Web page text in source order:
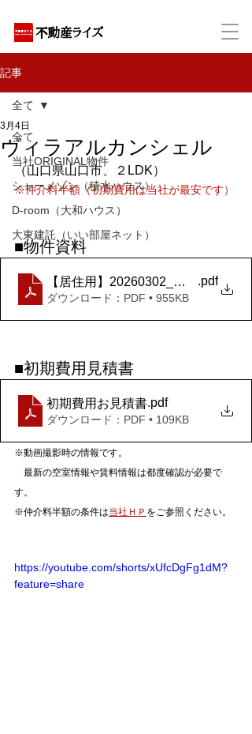
記事
全て
当社ORIGINAL物件
シャーメゾン（積水ハウス）
D-room（大和ハウス）
大東建託（いい部屋ネット）
全て
ヴィラアルカンシェル
3月4日
（山口県山口市、２LDK）
※仲介料半額（初期費用は当社が最安です）
■物件資料
【居住用】20260302_ヴィラ・ア
.pdf
ダウンロード：PDF • 955KB
■初期費用見積書
初期費用お見積書.pdf
ダウンロード：PDF • 109KB
※動画撮影時の情報です。
最新の空室情報や賃料情報は都度確認が必要で
す。
※仲介料半額の条件は当社ＨＰ をご参照ください。
https://youtube.com/shorts/xUfcDgFg1dM?
feature=share